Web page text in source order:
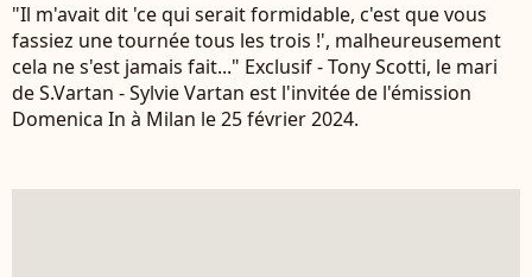
"Il m'avait dit 'ce qui serait formidable, c'est que vous
fassiez une tournée tous les trois !', malheureusement
cela ne s'est jamais fait..." Exclusif - Tony Scotti, le mari
de S.Vartan - Sylvie Vartan est l'invitée de l'émission
Domenica In à Milan le 25 février 2024.